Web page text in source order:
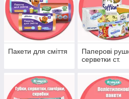
Пакети для сміття
Паперові
серветки ст.